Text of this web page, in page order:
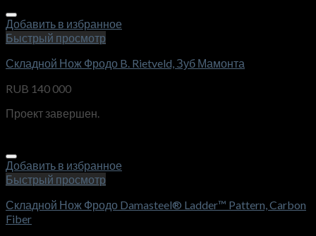
Добавить в избранное
Быстрый просмотр
Складной Нож Фродо B. Rietveld, Зуб Мамонта
RUB 140 000
Проект завершен.
Добавить в избранное
Быстрый просмотр
Складной Нож Фродо Damasteel® Ladder™ Pattern, Carbon
Fiber